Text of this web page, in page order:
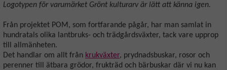
Logotypen för varumärket Grönt kulturarv är lätt att känna igen.
Från projektet POM, som fortfarande pågår, har man samlat in
hundratals olika lantbruks- och trädgårdsväxter, tack vare upprop
till allmänheten.
Det handlar om allt från krukväxter, prydnadsbuskar, rosor och
perenner till ätbara grödor, frukträd och bärbuskar där vi nu kan